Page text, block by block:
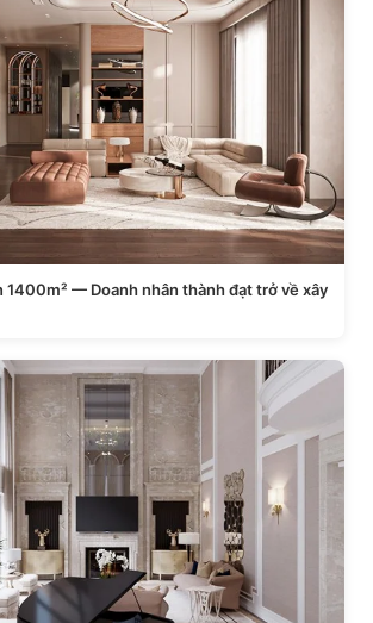
1400m² — Doanh nhân thành đạt trở về xây